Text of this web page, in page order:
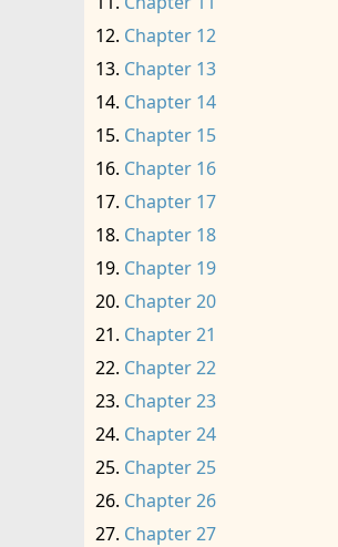
Chapter 12
Chapter 13
Chapter 14
Chapter 15
Chapter 16
Chapter 17
Chapter 18
Chapter 19
Chapter 20
Chapter 21
Chapter 22
Chapter 23
Chapter 24
Chapter 25
Chapter 26
Chapter 27